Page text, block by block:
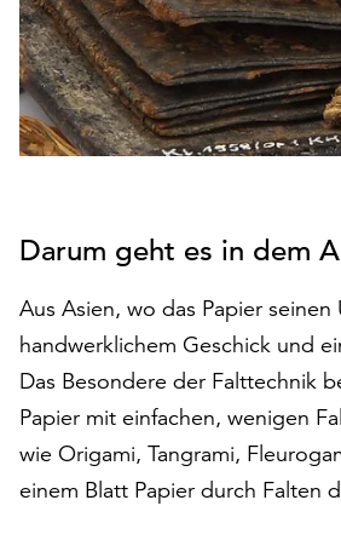
Darum geht es in dem
Aus Asien, wo das Papier
handwerklichem Geschick und
Das Besondere der Falttechnik
Papier mit einfachen, wenigen
wie Origami, Tangrami,
einem Blatt Papier durch Falten